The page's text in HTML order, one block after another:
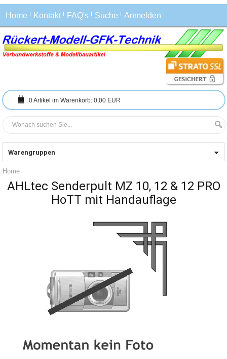
Home Kontakt FAQ's Suche Anmelden
0Artikel im Warenkorb: 0,00 EUR
Warengruppen
Home
AHLtec Senderpult MZ 10, 12 & 12 PRO
HoTT mit Handauflage